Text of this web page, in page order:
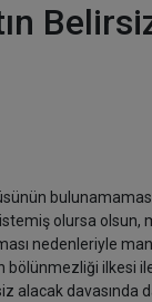
olursa olsun,
nedenleriyle
bölünmezliği ilkesi
alacak davasında